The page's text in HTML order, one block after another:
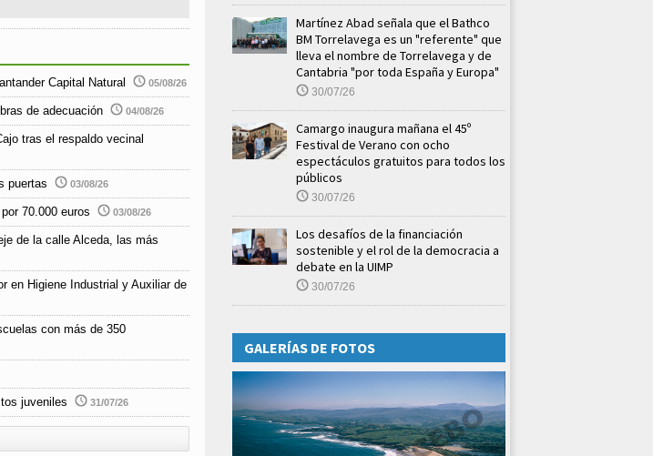
Capital Natural 05/08/26
de adecuación 04/08/26
tras el respaldo vecinal
puertas 03/08/26
70.000 euros 03/08/26
de la calle Alceda, las más
en Higiene Industrial y Auxiliar de
con más de 350
juveniles 31/07/26
Martínez Abad señala que el Bathco
BM Torrelavega es un "referente" que
lleva el nombre de Torrelavega y de
Cantabria "por toda España y Europa"
30/07/26
Camargo inaugura mañana el 45º
Festival de Verano con ocho
espectáculos gratuitos para todos los
públicos
30/07/26
Los desafíos de la financiación
sostenible y el rol de la democracia a
debate en la UIMP
30/07/26
GALERÍAS DE FOTOS